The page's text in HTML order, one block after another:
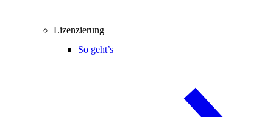
Lizenzierung
So geht’s